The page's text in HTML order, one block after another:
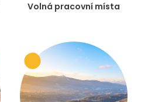
Volná pracovní místa